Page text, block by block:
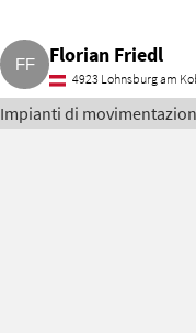
Florian Friedl
4923 Lohnsburg am
Impianti di